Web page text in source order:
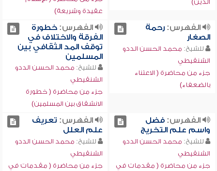
الدين)
عقيدة وشريعة)
الفهرس:رحمة
الصغار
للشيخ: محمد الحسن الددو
الشنقيطي
جزء من محاضرة ( الاعتناء
بالضعفاء)
الفهرس:خطورة
الفرقة والاختلاف في
توقف المد الثقافي بين
المسلمين
للشيخ: محمد الحسن الددو
الشنقيطي
جزء من محاضرة ( خطورة
الانشقاق بين المسلمين)
الفهرس:فضل
واسم علم التخريج
للشيخ: محمد الحسن الددو
الشنقيطي
جزء من محاضرة ( مقدمات في
الفهرس: تعريف
علم العلل
للشيخ: محمد الحسن الددو
الشنقيطي
جزء من محاضرة ( مقدمات في